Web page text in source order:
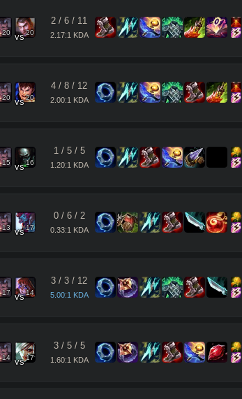
20 vs20
2 / 6 / 11
2.17:1 KDA
20 vs20
4 / 8 / 12
2.00:1 KDA
15 vs16
1/ 5/ 5
1.20:1 KDA
13 vs17
0/ 6/ 2
0.33:1 KDA
17 vs14
3 / 3 / 12
5.00:1 KDA
14 vs17
3/ 5/ 5
1.60:1 KDA